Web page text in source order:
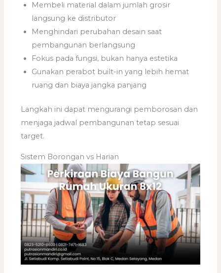
Membeli material dalam jumlah grosir
langsung ke distributor
Menghindari perubahan desain saat
pembangunan berlangsung
Fokus pada fungsi, bukan hanya estetika
Gunakan perabot built-in yang lebih hemat
ruang dan biaya jangka panjang
Langkah ini dapat mengurangi pemborosan dan
menjaga jadwal pembangunan tetap sesuai
target.
Sistem Borongan vs Harian